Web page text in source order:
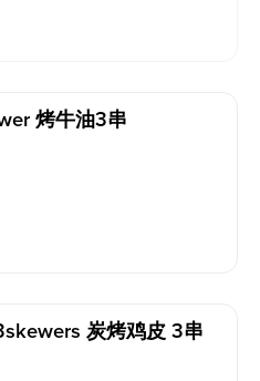
烤牛油3串
炭烤鸡皮 3串